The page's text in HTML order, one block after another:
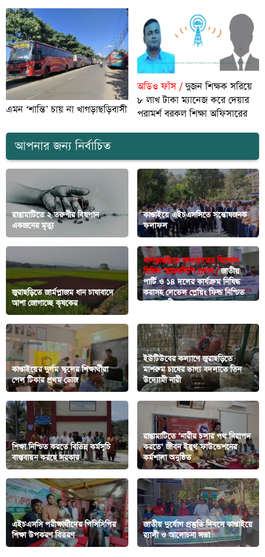
এমন ‘শান্তি’ চায় না খাগড়াছড়িবাসী
অডিও ফাঁস /দুজন শিক্ষক সরিয়ে
৮ লাখ টাকা ম্যানেজ করে দেয়ার
পরামর্শ বরকল শিক্ষা অফিসারের
আপনার জন্য নির্বাচিত
রাঙামাটিতে ২ তরুণীর বিষপান
একজনের মৃত্যু
কাপ্তাইয়ে এইচএসসিতে সন্তোষজনক
ফলাফল
জুরাছড়িতে জার্মপ্লাজম ধান চাষাবাদে
আশা জোগাচ্ছে কৃষকের
খাগড়াছড়িতে জামায়াতের বিক্ষোভ
মিছিল স্মারকলিপি প্রদান /জাতীয়
পার্টি ও ১৪ দলের কার্যক্রম নিষিদ্ধ
করাসহ লেভেল প্লেয়িং ফিল্ড নিশ্চিত
করার দাবী
কাপ্তাইয়ের দুর্গম স্কুলের শিক্ষার্থীরা
পেল টিকার প্রথম ডোজ
ইউটিউবের কল্যাণে জুরাছড়িতে
মাশরুম চাষের ভাগ্য বদলাতে তিন
উদ্যোমী নারী
শিক্ষা নিশ্চিত করতে বিভিন্ন কর্মসূচি
বাস্তবায়ন করছে সরকার
রাঙামাটিতে ‘নারীর চলার পথ নিরাপদ
করতে’ জীবন ইয়ুথ ফাউন্ডেশনের
কর্মশালা অনুষ্ঠিত
এইচএসসি পরীক্ষার্থীদের পিসিসিপির
শিক্ষা উপকরণ বিতরণ
জাতীয় দুর্যোগ প্রস্তুতি দিবসে কাপ্তাইয়ে
র‍্যালী ও আলোচনা সভা